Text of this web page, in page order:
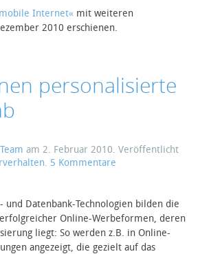
Internet« mit weiteren
2010 erschienen.
personalisierte
am 2. Februar 2010. Veröffentlicht
. 5 Kommentare
personalisierte
Werbung
ab
und Datenbank-Technologien bilden die
Online-Werbeformen, deren
liegt: So werden z.B. in Online-
angezeigt, die gezielt auf das